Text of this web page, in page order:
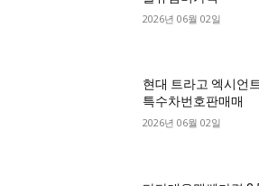
2026년 06월 02일
현대 트라고 엑시언
특수차번호판매매
2026년 06월 02일